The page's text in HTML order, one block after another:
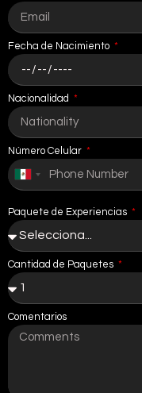
Fecha de Nacimiento
Nacionalidad
Número Celular
Mexico
Paquete de Experiencias
Cantidad de Paquetes
Comentarios